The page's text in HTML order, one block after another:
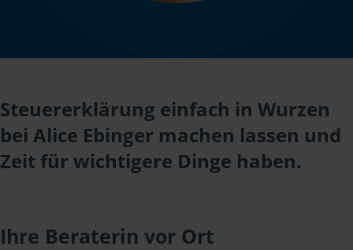
Steuererklärung einfach in Wurzen
bei Alice Ebinger machen lassen und
Zeit für wichtigere Dinge haben.
Ihre Beraterin vor Ort